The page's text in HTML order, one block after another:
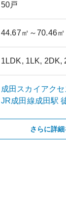
50戸
44.67㎡ ～70.46㎡
1LDK, 1LK, 2DK,
成田スカイアク
JR成田線成田駅
さらに詳